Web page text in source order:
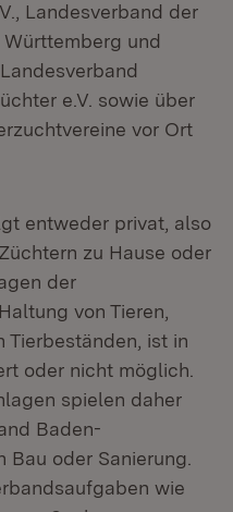
Landesverband der
und
e.V. sowie über
vor Ort
entweder privat, also
zu Hause oder
der
von Tieren,
Tierbeständen, ist in
oder nicht möglich.
spielen daher
Baden-
oder Sanierung.
wie